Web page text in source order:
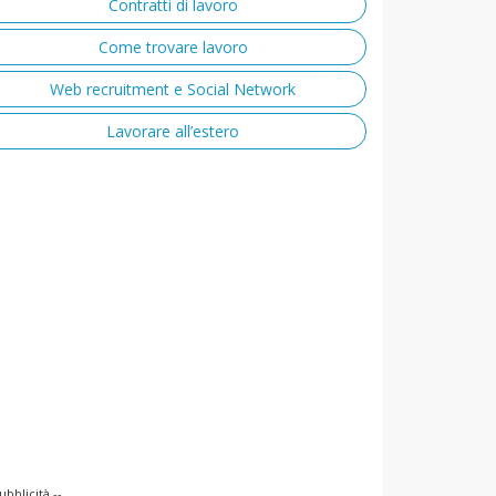
Contratti di lavoro
Come trovare lavoro
Web recruitment e Social Network
Lavorare all’estero